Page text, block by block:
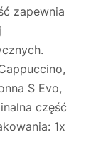
zapewnia
S Evo,
część
1x